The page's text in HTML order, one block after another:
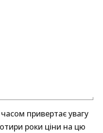
привертає увагу
роки ціни на цю